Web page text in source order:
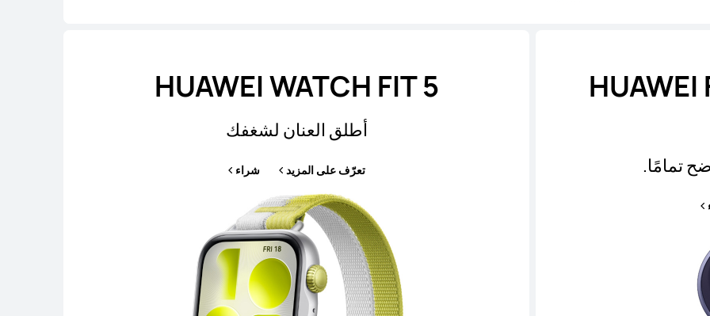
تمامًا.
HUAWEI WATCH FIT 5
أطلق العنان لشغفك
تعرّف على المزيد شراء